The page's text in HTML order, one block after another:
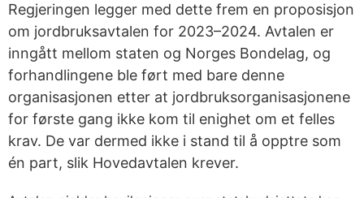
Regjeringen legger med dette frem en proposisjon
om jordbruksavtalen for 2023–2024. Avtalen er
inngått mellom staten og Norges Bondelag, og
forhandlingene ble ført med bare denne
organisasjonen etter at jordbruksorganisasjonene
for første gang ikke kom til enighet om et felles
krav. De var dermed ikke i stand til å opptre som
én part, slik Hovedavtalen krever.